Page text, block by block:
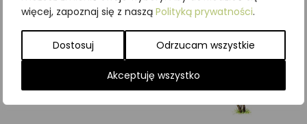
więcej, zapoznaj się z naszą Polityką prywatności.
Dostosuj Odrzucam wszystkie
Akceptuję wszystko